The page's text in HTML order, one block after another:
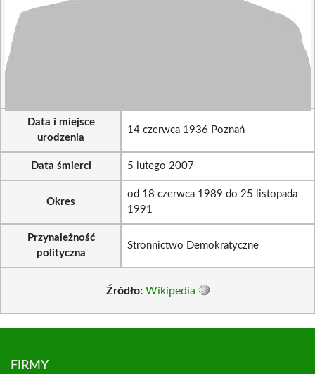
Data i miejsce
urodzenia
14 czerwca 1936 Poznań
Data śmierci 5 lutego 2007
Okres
od 18 czerwca 1989 do 25 listopada
1991
Przynależność
polityczna
Stronnictwo Demokratyczne
Źródło: Wikipedia
FIRMY